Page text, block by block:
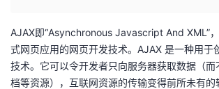
个
人
我
AJAX即“Asynchronous Javascript And XML”
式网页应用的网页开发技术。AJAX 是一种用于
技术。它可以令开发者只向服务器获取数据（
档等资源），互联网资源的传输变得前所未有